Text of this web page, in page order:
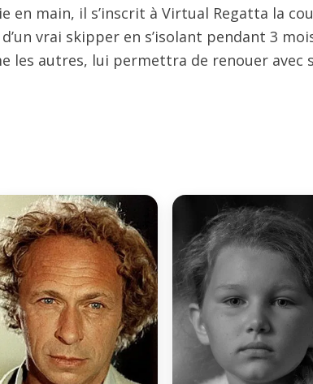
en main, il s’inscrit à Virtual Regatta la
vrai skipper en s’isolant pendant 3
les autres, lui permettra de renouer